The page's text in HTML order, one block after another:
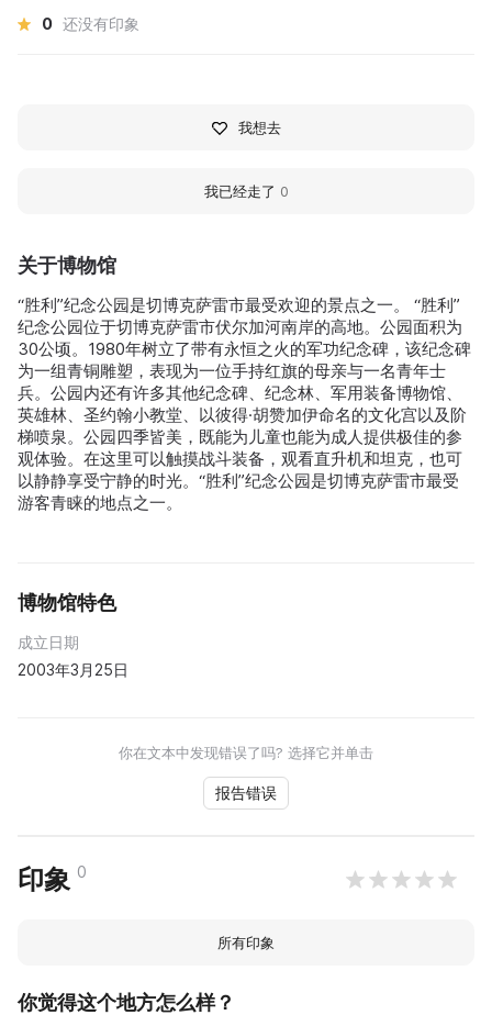
关于博物馆
“胜利”纪念公园是切博克萨雷市最受欢迎的景点之一。 “胜利”
纪念公园位于切博克萨雷市伏尔加河南岸的高地。公园面积为
30公顷。1980年树立了带有永恒之火的军功纪念碑，该纪念碑
为一组青铜雕塑，表现为一位手持红旗的母亲与一名青年士
兵。公园内还有许多其他纪念碑、纪念林、军用装备博物馆、
英雄林、圣约翰小教堂、以彼得·胡赞加伊命名的文化宫以及阶
梯喷泉。公园四季皆美，既能为儿童也能为成人提供极佳的参
观体验。在这里可以触摸战斗装备，观看直升机和坦克，也可
以静静享受宁静的时光。“胜利”纪念公园是切博克萨雷市最受
游客青睐的地点之一。
博物馆特色
成立日期
2003年3月25日
你在文本中发现错误了吗? 选择它并单击
报告错误
印象 0
所有印象
你觉得这个地方怎么样？
0 还没有印象
我想去
我已经走了 0